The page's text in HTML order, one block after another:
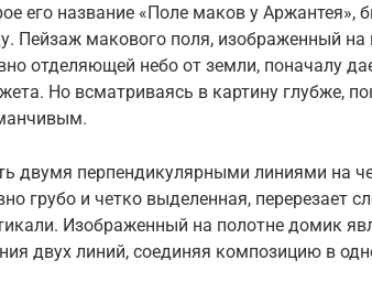
его название «Поле маков у Аржантея»,
Пейзаж макового поля, изображенный на
отделяющей небо от земли, поначалу
Но всматриваясь в картину глубже,
двумя перпендикулярными линиями на
грубо и четко выделенная, перерезает
Изображенный на полотне домик
двух линий, соединяя композицию в